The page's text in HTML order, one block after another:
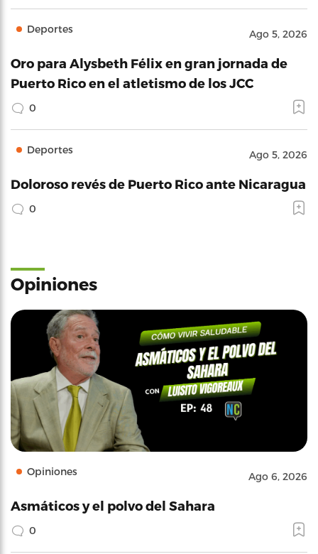
Deportes Ago 5, 2026
Oro para Alysbeth Félix en gran jornada de
Puerto Rico en el atletismo de los JCC
0
Deportes Ago 5, 2026
Doloroso revés de Puerto Rico ante Nicaragua
0
Opiniones
Opiniones Ago 6, 2026
Asmáticos y el polvo del Sahara
0